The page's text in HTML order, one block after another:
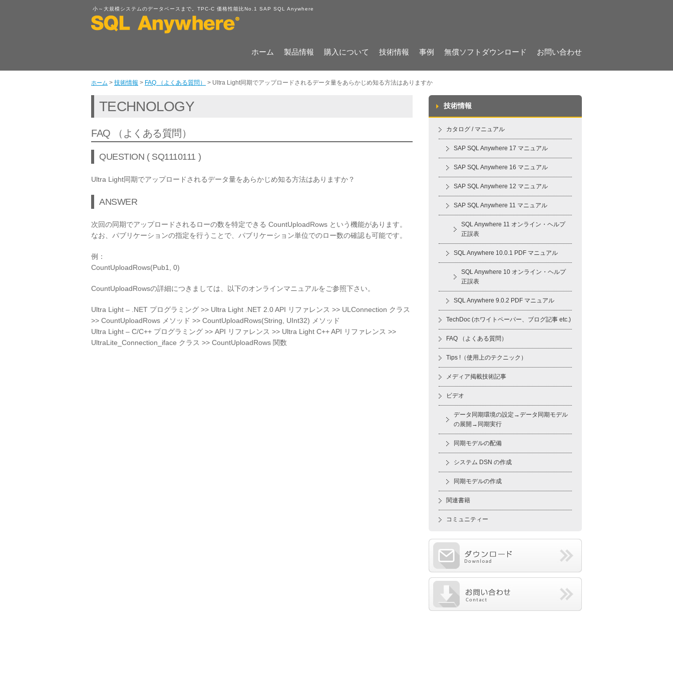
小～大規模システムのデータベースまで。TPC-C 価格性能比No.1 SAP SQL Anywhere
ホーム 製品情報 購入について 技術情報 事例 無償ソフトダウンロード お問い合わせ
ホーム > 技術情報 > FAQ （よくある質問） > Ultra Light同期でアップロードされるデータ量をあらかじめ知る方法はありますか
TECHNOLOGY
FAQ （よくある質問）
QUESTION ( SQ1110111 )
Ultra Light同期でアップロードされるデータ量をあらかじめ知る方法はありますか？
ANSWER
次回の同期でアップロードされるローの数を特定できる CountUploadRows という機能があります。
なお、パブリケーションの指定を行うことで、パブリケーション単位でのロー数の確認も可能です。
例：
CountUploadRows(Pub1, 0)
CountUploadRowsの詳細につきましては、以下のオンラインマニュアルをご参照下さい。
Ultra Light – .NET プログラミング >> Ultra Light .NET 2.0 API リファレンス >> ULConnection クラス
>> CountUploadRows メソッド >> CountUploadRows(String, UInt32) メソッド
Ultra Light – C/C++ プログラミング >> API リファレンス >> Ultra Light C++ API リファレンス >>
UltraLite_Connection_iface クラス >> CountUploadRows 関数
技術情報
カタログ / マニュアル
SAP SQL Anywhere 17 マニュアル
SAP SQL Anywhere 16 マニュアル
SAP SQL Anywhere 12 マニュアル
SAP SQL Anywhere 11 マニュアル
SQL Anywhere 11 オンライン・ヘルプ
正誤表
SQL Anywhere 10.0.1 PDF マニュアル
SQL Anywhere 10 オンライン・ヘルプ
正誤表
SQL Anywhere 9.0.2 PDF マニュアル
TechDoc (ホワイトペーパー、ブログ記事 etc.)
FAQ （よくある質問）
Tips !（使用上のテクニック）
メディア掲載技術記事
ビデオ
データ同期環境の設定→データ同期モデル
の展開→同期実行
同期モデルの配備
システム DSN の作成
同期モデルの作成
関連書籍
コミュニティー